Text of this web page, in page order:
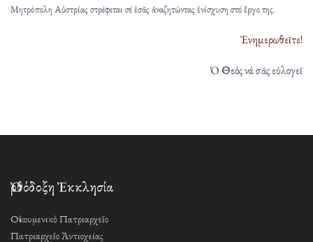
Μητρόπολη Αὐστρίας στρέφεται σέ ἐσᾶς ἀναζητώντας ἐνίσχυση στό ἔργο της.
Ἐνημερωθεῖτε!
Ὁ Θεός νά σᾶς εὐλογεῖ
Ὀρθόδοξη Ἐκκλησία
Οἰκουμενικὸ Πατριαρχεῖο
Πατριαρχεῖο Ἀντιοχείας